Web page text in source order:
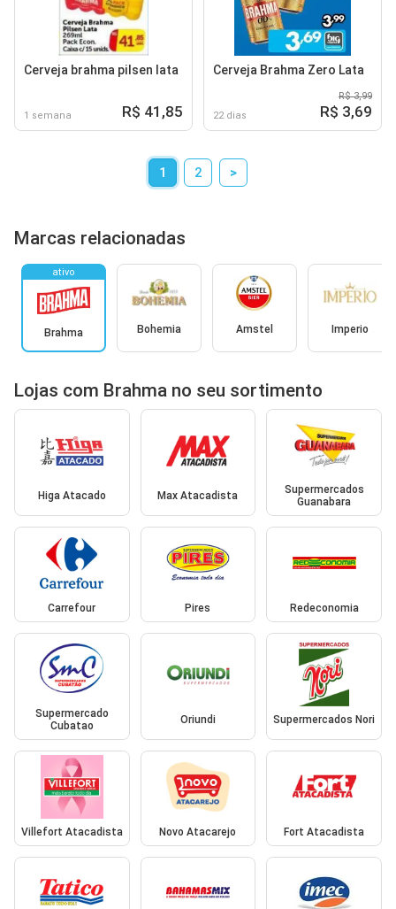
Cerveja brahma pilsen lata
1 semana R$ 41,85
Cerveja Brahma Zero Lata
22 dias
R$ 3,99
R$ 3,69
1 2 >
Marcas relacionadas
ativo
Brahma Bohemia Amstel Imperio
Lojas com Brahma no seu sortimento
Higa Atacado Max Atacadista
Supermercados
Guanabara
Carrefour Pires Redeconomia
Supermercado
Cubatao
Oriundi Supermercados Nori
Villefort Atacadista Novo Atacarejo Fort Atacadista